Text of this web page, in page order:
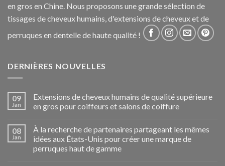
en gros en Chine. Nous proposons une grande sélection de
tissages de cheveux humains, d'extensions de cheveux et de
perruques en dentelle de haute qualité !
DERNIÈRES NOUVELLES
09
Jan
Extensions de cheveux humains de qualité supérieure
en gros pour coiffeurs et salons de coiffure
08
Jan
À la recherche de partenaires partageant les mêmes
idées aux États-Unis pour créer une marque de
perruques haut de gamme